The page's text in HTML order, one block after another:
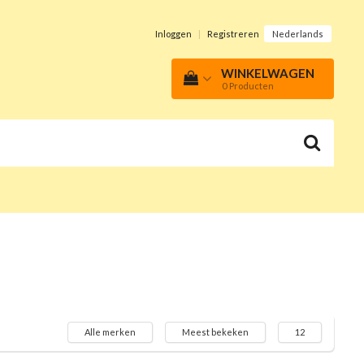
Inloggen | Registreren Nederlands
WINKELWAGEN
0 Producten
Alle merken Meest bekeken 12